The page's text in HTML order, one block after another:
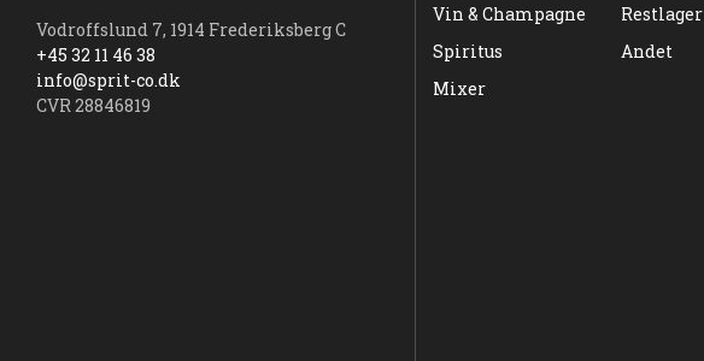
Vodroffslund 7, 1914 Frederiksberg C
+45 32 11 46 38
info@sprit-co.dk
CVR 28846819
Vin & Champagne
Spiritus
Mixer
Restlager
Andet